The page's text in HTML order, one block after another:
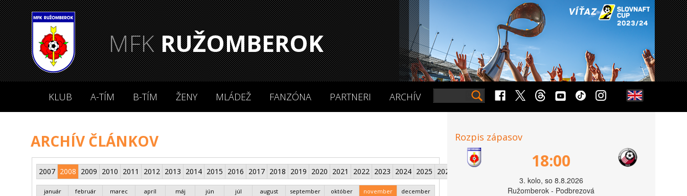
MFKRUŽOMBEROK
KLUB A-TÍM B-TÍM ŽENY MLÁDEŽ FANZÓNA PARTNERI ARCHÍV
ARCHÍV ČLÁNKOV
2007 2008 2009 2010 2011 2012 2013 2014 2015 2016 2017 2018 2019 2020 2021 2022 2023 2024 2025 2026
január február marec apríl máj jún júl august september október november december
Rozpis zápasov
18:00
3. kolo, so 8.8.2026
Ružomberok - Podbrezová